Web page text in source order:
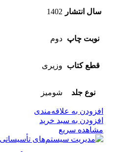
سال انتشار 1402
نوبت چاپ دوم
قطع کتاب وزیری
نوع جلد شومیز
افزودن به علاقه‌مندی
افزودن به سبد خرید
مشاهده سریع